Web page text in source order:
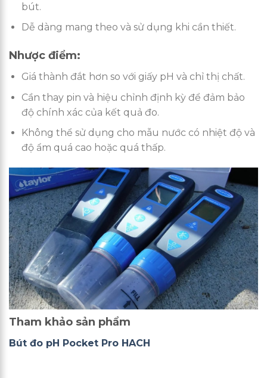
bút.
Dễ dàng mang theo và sử dụng khi cần thiết.
Nhược điểm:
Giá thành đắt hơn so với giấy pH và chỉ thị chất.
Cần thay pin và hiệu chỉnh định kỳ để đảm bảo
độ chính xác của kết quả đo.
Không thể sử dụng cho mẫu nước có nhiệt độ và
độ ẩm quá cao hoặc quá thấp.
Tham khảo sản phẩm
Bút đo pH Pocket Pro HACH